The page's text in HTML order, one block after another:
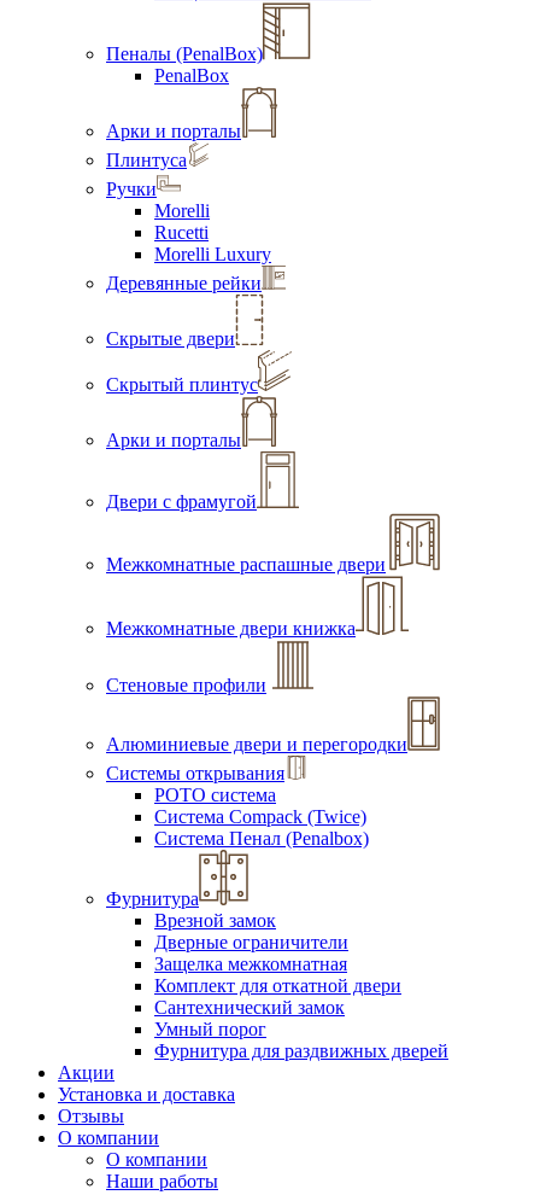
Пеналы (PenalBox)
PenalBox
Арки и порталы
Плинтуса
Ручки
Morelli
Rucetti
Morelli Luxury
Деревянные рейки
Скрытые двери
Скрытый плинтус
Арки и порталы
Двери с фрамугой
Межкомнатные распашные двери
Межкомнатные двери книжка
Стеновые профили
Алюминиевые двери и перегородки
Системы открывания
РОТО система
Система Compack (Twice)
Система Пенал (Penalbox)
Фурнитура
Врезной замок
Дверные ограничители
Защелка межкомнатная
Комплект для откатной двери
Сантехнический замок
Умный порог
Фурнитура для раздвижных дверей
Акции
Установка и доставка
Отзывы
О компании
О компании
Наши работы